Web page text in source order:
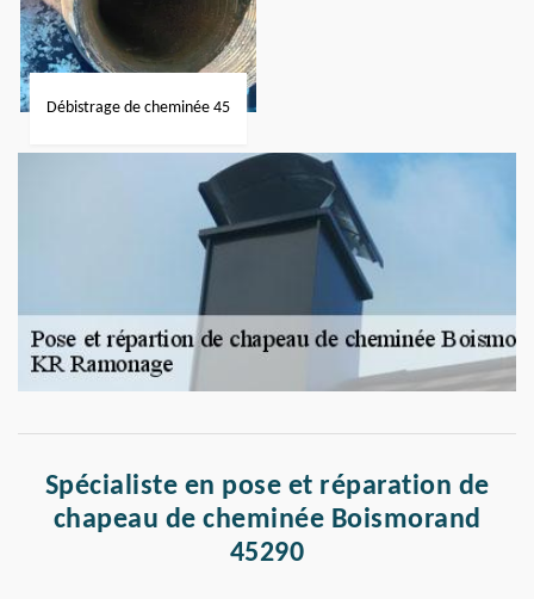
Débistrage de cheminée 45
Spécialiste en pose et réparation de
chapeau de cheminée Boismorand
45290